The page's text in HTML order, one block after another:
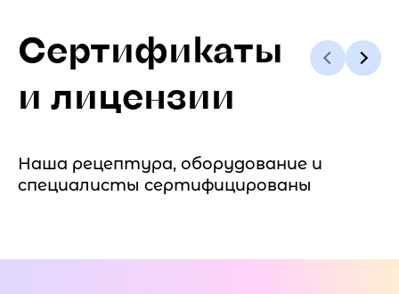
Сертификаты
и лицензии
Наша рецептура, оборудование и
специалисты сертифицированы